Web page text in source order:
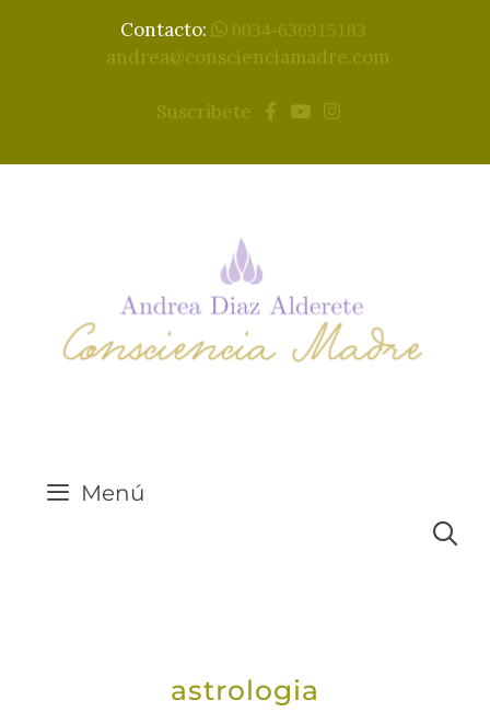
Contacto: 0034-636915183
andrea@conscienciamadre.com
Suscríbete
Menú
astrologia